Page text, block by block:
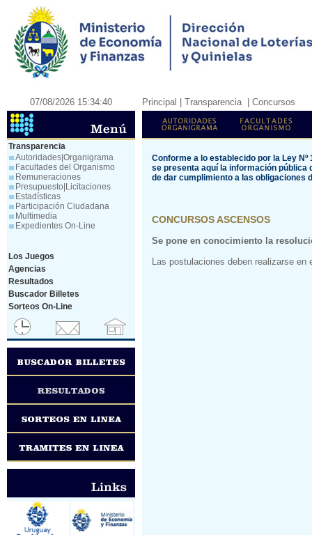
07/08/2026 15:34:40 Principal | Transparencia | Concursos
Transparencia
Autoridades|Organigrama
Facultades del Organismo
Remuneraciones
Presupuesto|Licitaciones
Estadísticas
Participación Ciudadana
Multimedia
Expedientes On-Line
Los Juegos
Agencias
Resultados
Buscador Billetes
Sorteos On-Line
Conforme a lo establecido por la Ley Nº
se presenta aquí la información pública
de dar cumplimiento a las obligaciones
CONCURSOS ASCENSOS
Se pone en conocimiento la
Las postulaciones deben realizarse en